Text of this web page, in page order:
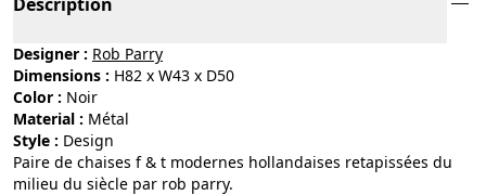
Designer : Rob Parry
Dimensions : H82 x W43 x D50
Color :
noir
Material :
métal
Style :
design
Paire de chaises f & t modernes hollandaises retapissées du
milieu du siècle par rob parry.